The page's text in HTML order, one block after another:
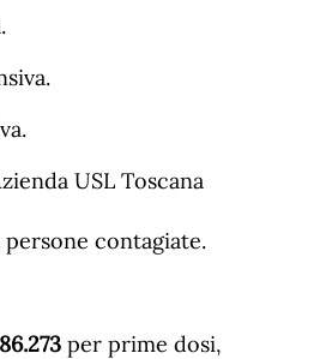
USL Toscana
contagiate.
6.273 per prime dosi,